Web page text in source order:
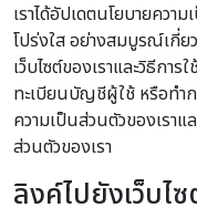
เราได้อัปเดตนโยบายควา
โปร่งใส อย่างสมบูรณ์เกี่
เว็บไซต์ของเราและวิธีการ
ทะเบียนบัญชีผู้ใช้ หรือทำ
ความเป็นส่วนตัวของเรา
ส่วนตัวของเรา
ลิงค์ไปยังเว็บไ